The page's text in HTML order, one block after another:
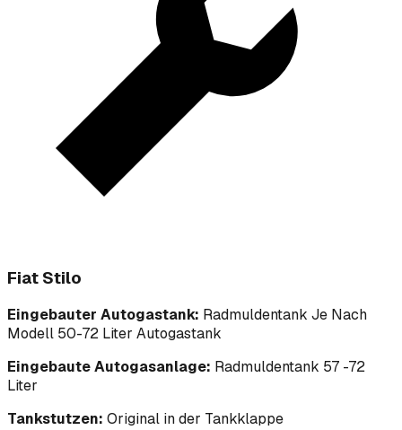
Fiat Stilo
Eingebauter Autogastank: Radmuldentank Je Nach
Modell 50-72 Liter Autogastank
Eingebaute Autogasanlage: Radmuldentank 57 -72
Liter
Tankstutzen: Original in der Tankklappe